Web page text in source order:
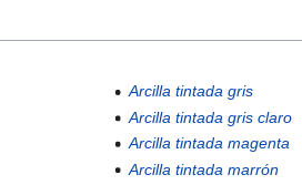
Arcilla tintada gris
Arcilla tintada gris claro
Arcilla tintada magenta
Arcilla tintada marrón